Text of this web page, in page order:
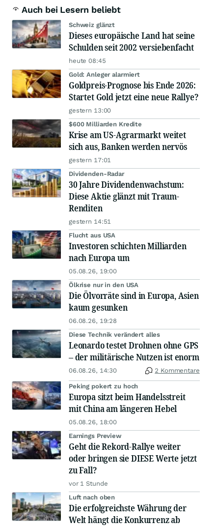
Auch bei Lesern beliebt
Schweiz glänzt
Dieses europäische Land hat seine
Schulden seit 2002 versiebenfacht
heute 08:45
Gold: Anleger alarmiert
Goldpreis-Prognose bis Ende 2026:
Startet Gold jetzt eine neue Rallye?
gestern 13:00
$600 Milliarden Kredite
Krise am US-Agrarmarkt weitet
sich aus, Banken werden nervös
gestern 17:01
Dividenden-Radar
30 Jahre Dividendenwachstum:
Diese Aktie glänzt mit Traum-
Renditen
gestern 14:51
Flucht aus USA
Investoren schichten Milliarden
nach Europa um
05.08.26, 19:00
Ölkrise nur in den USA
Die Ölvorräte sind in Europa, Asien
kaum gesunken
06.08.26, 19:28
Diese Technik verändert alles
Leonardo testet Drohnen ohne GPS
– der militärische Nutzen ist enorm
06.08.26, 14:30 2 Kommentare
Peking pokert zu hoch
Europa sitzt beim Handelsstreit
mit China am längeren Hebel
05.08.26, 18:00
Earnings Preview
Geht die Rekord-Rallye weiter
oder bringen sie DIESE Werte jetzt
zu Fall?
vor 1 Stunde
Luft nach oben
Die erfolgreichste Währung der
Welt hängt die Konkurrenz ab